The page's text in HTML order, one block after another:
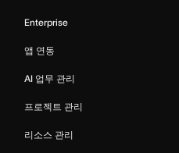
Enterprise
앱 연동
AI 업무 관리
프로젝트 관리
리소스 관리